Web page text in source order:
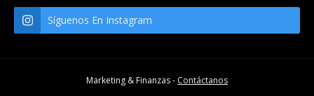
Síguenos En Instagram
Marketing & Finanzas - Contáctanos